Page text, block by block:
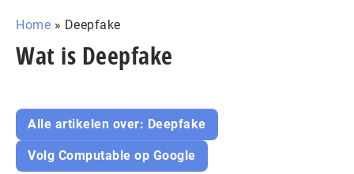
Home » Deepfake
Wat is Deepfake
Alle artikelen over: Deepfake
Volg Computable op Google